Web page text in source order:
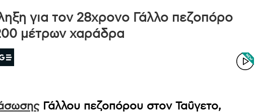
για τον 28χρονο Γάλλο πεζοπόρο
μέτρων χαράδρα
Γάλλου πεζοπόρου στον Ταΰγετο,